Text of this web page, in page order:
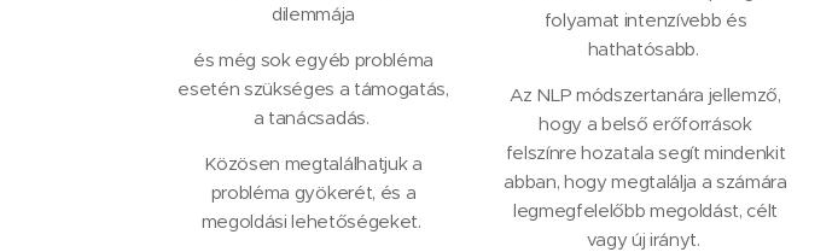
dilemmája
és még sok egyéb probléma
esetén szükséges a támogatás,
a tanácsadás.
Közösen megtalálhatjuk a
probléma gyökerét, és a
megoldási lehetőségeket.
folyamat intenzívebb és
hathatósabb.
Az NLP módszertanára jellemző,
hogy a belső erőforrások
felszínre hozatala segít mindenkit
abban, hogy megtalálja a számára
legmegfelelőbb megoldást, célt
vagy új irányt.